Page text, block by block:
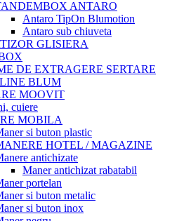
ANTARO
Antaro TipOn Blumotion
Antaro sub chiuveta
GLISIERA
DE EXTRAGERE SERTARE
BLUM
MOOVIT
cuiere
MOBILA
si buton plastic
HOTEL / MAGAZINE
antichizate
Maner antichizat rabatabil
portelan
si buton metalic
si buton inox